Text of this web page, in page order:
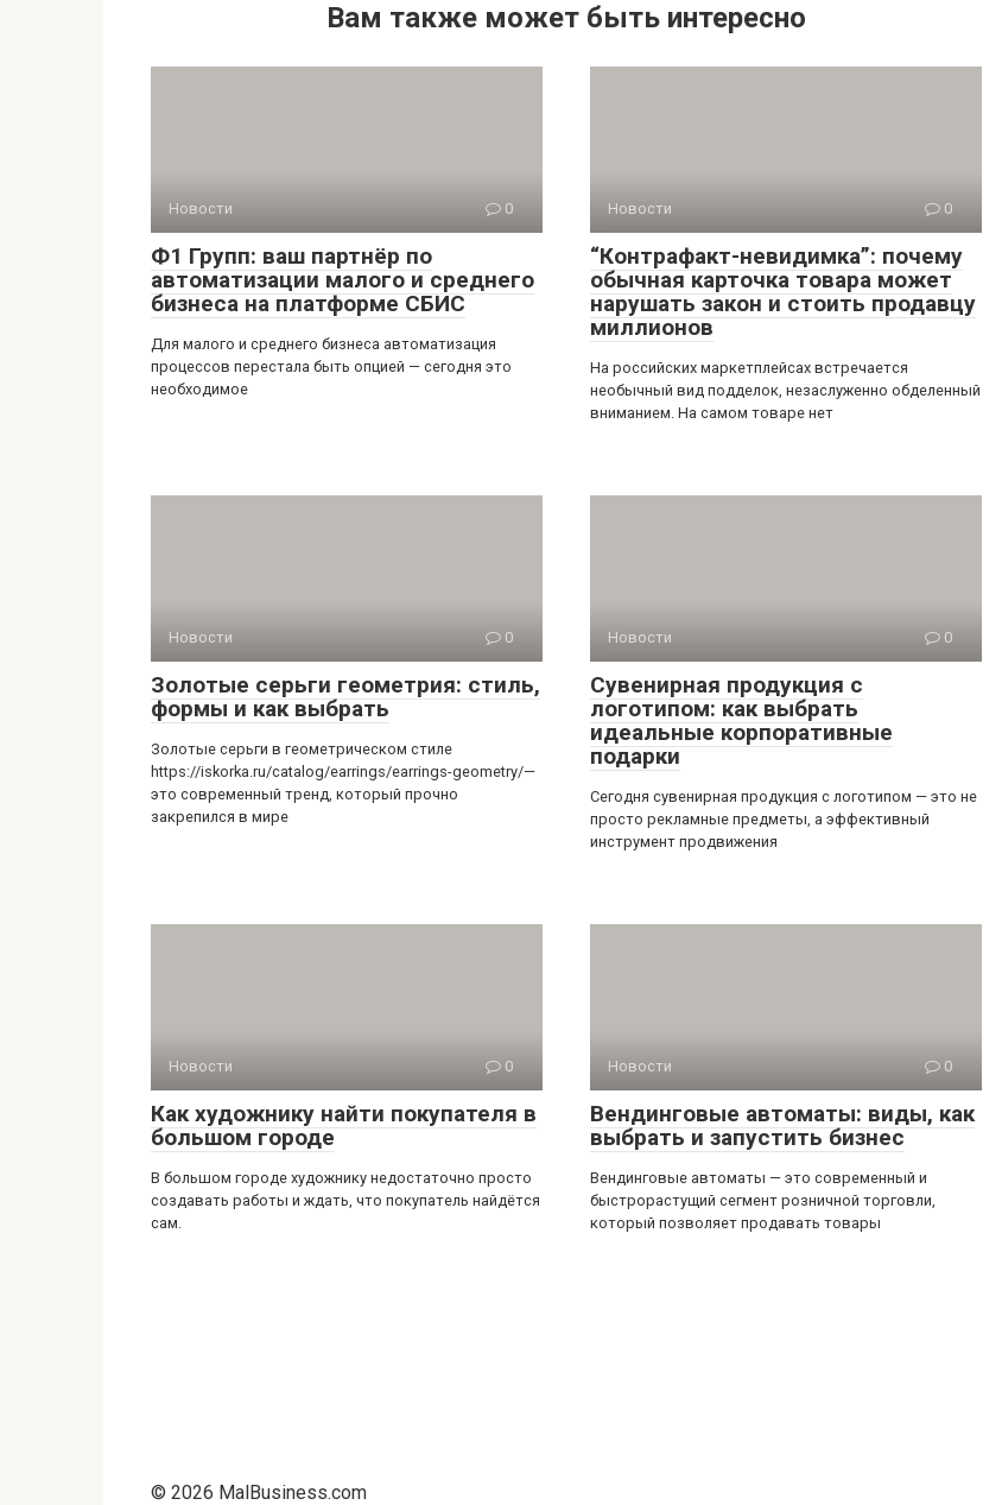
Вам также может быть интересно
Новости 0
Ф1 Групп: ваш партнёр по
автоматизации малого и среднего
бизнеса на платформе СБИС
Для малого и среднего бизнеса автоматизация
процессов перестала быть опцией — сегодня это
необходимое
Новости 0
“Контрафакт-невидимка”: почему
обычная карточка товара может
нарушать закон и стоить продавцу
миллионов
На российских маркетплейсах встречается
необычный вид подделок, незаслуженно обделенный
вниманием. На самом товаре нет
Новости 0
Золотые серьги геометрия: стиль,
формы и как выбрать
Золотые серьги в геометрическом стиле
https://iskorka.ru/catalog/earrings/earrings-geometry/—
это современный тренд, который прочно
закрепился в мире
Новости 0
Сувенирная продукция с
логотипом: как выбрать
идеальные корпоративные
подарки
Сегодня сувенирная продукция с логотипом — это не
просто рекламные предметы, а эффективный
инструмент продвижения
Новости 0
Как художнику найти покупателя в
большом городе
В большом городе художнику недостаточно просто
создавать работы и ждать, что покупатель найдётся
сам.
Новости 0
Вендинговые автоматы: виды, как
выбрать и запустить бизнес
Вендинговые автоматы — это современный и
быстрорастущий сегмент розничной торговли,
который позволяет продавать товары
© 2026 MalBusiness.com